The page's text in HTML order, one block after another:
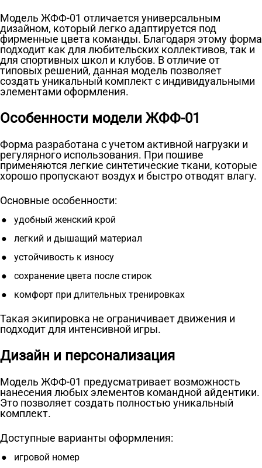
Модель ЖФФ-01 отличается универсальным
дизайном, который легко адаптируется под
фирменные цвета команды. Благодаря этому форма
подходит как для любительских коллективов, так и
для спортивных школ и клубов. В отличие от
типовых решений, данная модель позволяет
создать уникальный комплект с индивидуальными
элементами оформления.
Особенности модели ЖФФ-01
Форма разработана с учетом активной нагрузки и
регулярного использования. При пошиве
применяются легкие синтетические ткани, которые
хорошо пропускают воздух и быстро отводят влагу.
Основные особенности:
удобный женский крой
легкий и дышащий материал
устойчивость к износу
сохранение цвета после стирок
комфорт при длительных тренировках
Такая экипировка не ограничивает движения и
подходит для интенсивной игры.
Дизайн и персонализация
Модель ЖФФ-01 предусматривает возможность
нанесения любых элементов командной айдентики.
Это позволяет создать полностью уникальный
комплект.
Доступные варианты оформления:
игровой номер